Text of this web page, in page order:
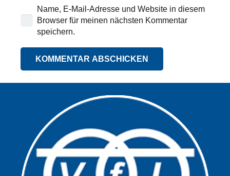
Name, E-Mail-Adresse und Website in diesem
Browser für meinen nächsten Kommentar
speichern.
KOMMENTAR ABSCHICKEN